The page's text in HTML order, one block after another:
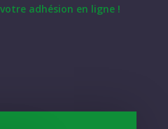
adhésion en ligne !